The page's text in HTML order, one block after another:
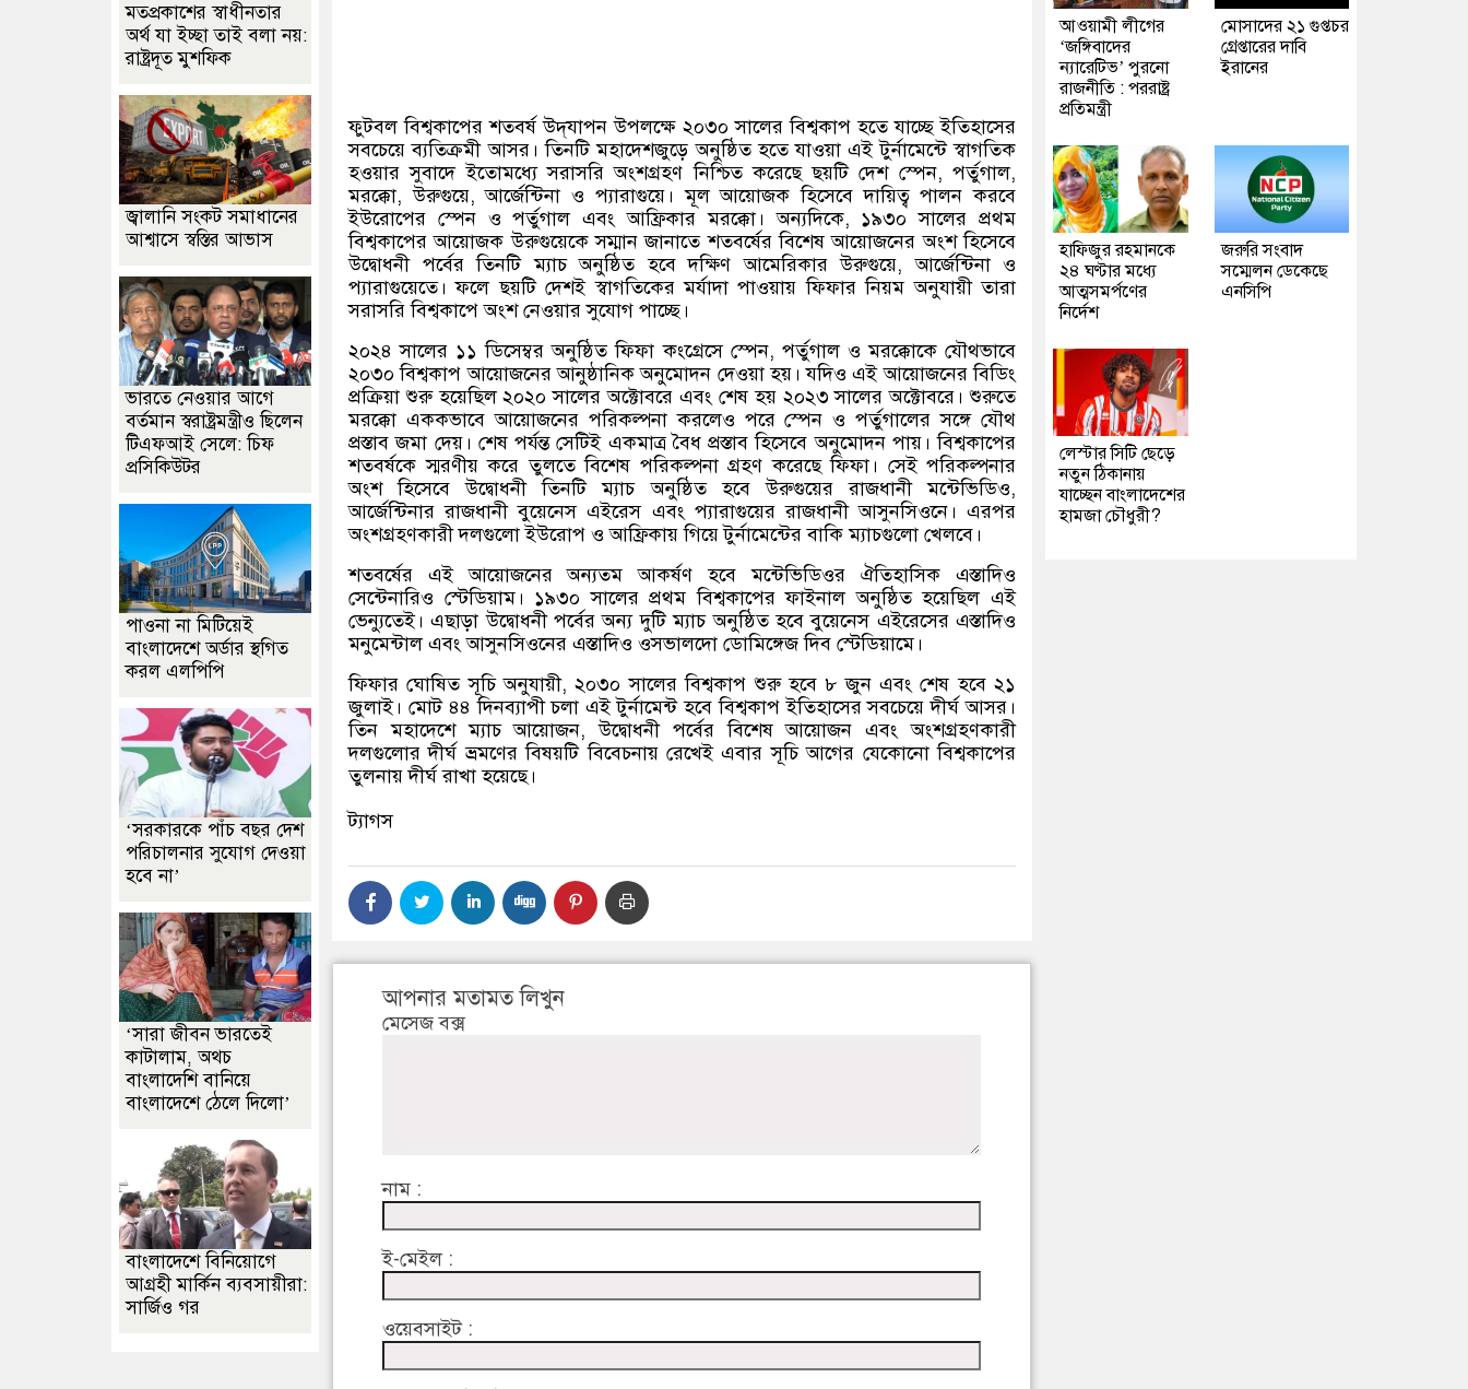
ফুটবল বিশ্বকাপের শতবর্ষ উদ্‌যাপন উপলক্ষে ২০৩০ সালের বিশ্বকাপ হতে যাচ্ছে ইতিহাসের
সবচেয়ে ব্যতিক্রমী আসর। তিনটি মহাদেশজুড়ে অনুষ্ঠিত হতে যাওয়া এই টুর্নামেন্টে স্বাগতিক
হওয়ার সুবাদে ইতোমধ্যে সরাসরি অংশগ্রহণ নিশ্চিত করেছে ছয়টি দেশ স্পেন,পর্তুগাল,
মরক্কো,উরুগুয়ে,আর্জেন্টিনা ও প্যারাগুয়ে। মূল আয়োজক হিসেবে দায়িত্ব পালন করবে
ইউরোপের স্পেন ও পর্তুগাল এবং আফ্রিকার মরক্কো। অন্যদিকে, ১৯৩০ সালের প্রথম
বিশ্বকাপের আয়োজক উরুগুয়েকে সম্মান জানাতে শতবর্ষের বিশেষ আয়োজনের অংশ হিসেবে
উদ্বোধনী পর্বের তিনটি ম্যাচ অনুষ্ঠিত হবে দক্ষিণ আমেরিকার উরুগুয়ে,আর্জেন্টিনা ও
প্যারাগুয়েতে। ফলে ছয়টি দেশই স্বাগতিকের মর্যাদা পাওয়ায় ফিফার নিয়ম অনুযায়ী তারা
সরাসরি বিশ্বকাপে অংশ নেওয়ার সুযোগ পাচ্ছে।
২০২৪ সালের ১১ ডিসেম্বর অনুষ্ঠিত ফিফা কংগ্রেসে স্পেন, পর্তুগাল ও মরক্কোকে যৌথভাবে
২০৩০ বিশ্বকাপ আয়োজনের আনুষ্ঠানিক অনুমোদন দেওয়া হয়। যদিও এই আয়োজনের বিডিং
প্রক্রিয়া শুরু হয়েছিল ২০২০ সালের অক্টোবরে এবং শেষ হয় ২০২৩ সালের অক্টোবরে। শুরুতে
মরক্কো এককভাবে আয়োজনের পরিকল্পনা করলেও পরে স্পেন ও পর্তুগালের সঙ্গে যৌথ
প্রস্তাব জমা দেয়। শেষ পর্যন্ত সেটিই একমাত্র বৈধ প্রস্তাব হিসেবে অনুমোদন পায়। বিশ্বকাপের
শতবর্ষকে স্মরণীয় করে তুলতে বিশেষ পরিকল্পনা গ্রহণ করেছে ফিফা। সেই পরিকল্পনার
অংশ হিসেবে উদ্বোধনী তিনটি ম্যাচ অনুষ্ঠিত হবে উরুগুয়ের রাজধানী মন্টেভিডিও,
আর্জেন্টিনার রাজধানী বুয়েনেস এইরেস এবং প্যারাগুয়ের রাজধানী আসুনসিওনে। এরপর
অংশগ্রহণকারী দলগুলো ইউরোপ ও আফ্রিকায় গিয়ে টুর্নামেন্টের বাকি ম্যাচগুলো খেলবে।
শতবর্ষের এই আয়োজনের অন্যতম আকর্ষণ হবে মন্টেভিডিওর ঐতিহাসিক এস্তাদিও
সেন্টেনারিও স্টেডিয়াম। ১৯৩০ সালের প্রথম বিশ্বকাপের ফাইনাল অনুষ্ঠিত হয়েছিল এই
ভেন্যুতেই। এছাড়া উদ্বোধনী পর্বের অন্য দুটি ম্যাচ অনুষ্ঠিত হবে বুয়েনেস এইরেসের এস্তাদিও
মনুমেন্টাল এবং আসুনসিওনের এস্তাদিও ওসভালদো ডোমিঙ্গেজ দিব স্টেডিয়ামে।
ফিফার ঘোষিত সূচি অনুযায়ী,২০৩০ সালের বিশ্বকাপ শুরু হবে ৮ জুন এবং শেষ হবে ২১
জুলাই। মোট ৪৪ দিনব্যাপী চলা এই টুর্নামেন্ট হবে বিশ্বকাপ ইতিহাসের সবচেয়ে দীর্ঘ আসর।
তিন মহাদেশে ম্যাচ আয়োজন,উদ্বোধনী পর্বের বিশেষ আয়োজন এবং অংশগ্রহণকারী
দলগুলোর দীর্ঘ ভ্রমণের বিষয়টি বিবেচনায় রেখেই এবার সূচি আগের যেকোনো বিশ্বকাপের
তুলনায় দীর্ঘ রাখা হয়েছে।
ট্যাগস
আপনার মতামত লিখুন
মেসেজ বক্স
নাম :
ই-মেইল :
ওয়েবসাইট :
মতপ্রকাশের স্বাধীনতার
অর্থ যা ইচ্ছা তাই বলা নয়:
রাষ্ট্রদূত মুশফিক
জ্বালানি সংকট সমাধানের
আশ্বাসে স্বস্তির আভাস
ভারতে নেওয়ার আগে
বর্তমান স্বরাষ্ট্রমন্ত্রীও ছিলেন
টিএফআই সেলে: চিফ
প্রসিকিউটর
পাওনা না মিটিয়েই
বাংলাদেশে অর্ডার স্থগিত
করল এলপিপি
‘সরকারকে পাঁচ বছর দেশ
পরিচালনার সুযোগ দেওয়া
হবে না’
‘সারা জীবন ভারতেই
কাটালাম, অথচ
বাংলাদেশি বানিয়ে
বাংলাদেশে ঠেলে দিলো’
বাংলাদেশে বিনিয়োগে
আগ্রহী মার্কিন ব্যবসায়ীরা:
সার্জিও গর
আওয়ামী লীগের
‘জঙ্গিবাদের
ন্যারেটিভ’ পুরনো
রাজনীতি : পররাষ্ট্র
প্রতিমন্ত্রী
মোসাদের ২১ গুপ্তচর
গ্রেপ্তারের দাবি
ইরানের
হাফিজুর রহমানকে
২৪ ঘণ্টার মধ্যে
আত্মসমর্পণের
নির্দেশ
জরুরি সংবাদ
সম্মেলন ডেকেছে
এনসিপি
লেস্টার সিটি ছেড়ে
নতুন ঠিকানায়
যাচ্ছেন বাংলাদেশের
হামজা চৌধুরী?